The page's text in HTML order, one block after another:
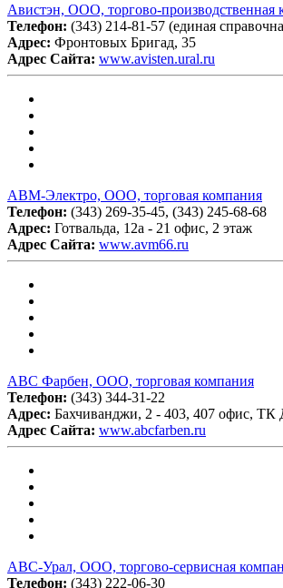
Авистэн, ООО, торгово-производственная
Телефон: (343) 214-81-57 (единая
Адрес: Фронтовых Бригад, 35
Адрес Сайта: www.avisten.ural.ru
АВМ-Электро, ООО, торговая компания
Телефон: (343) 269-35-45, (343) 245-68-68
Адрес: Готвальда, 12а - 21 офис, 2 этаж
Адрес Сайта: www.avm66.ru
АВС Фарбен, ООО, торговая компания
Телефон: (343) 344-31-22
Адрес: Бахчиванджи, 2 - 403, 407 офис, ТК
Адрес Сайта: www.abcfarben.ru
АВС-Урал, ООО, торгово-сервисная
Телефон: (343) 222-06-30